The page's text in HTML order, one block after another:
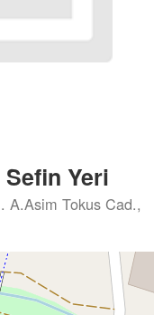
Yeri
A.Asim Tokus Cad.,